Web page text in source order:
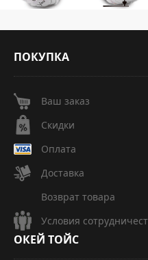
ПОКУПКА
Ваш заказ
Скидки
Оплата
Доставка
Возврат товара
Условия
ОКЕЙ ТОЙС